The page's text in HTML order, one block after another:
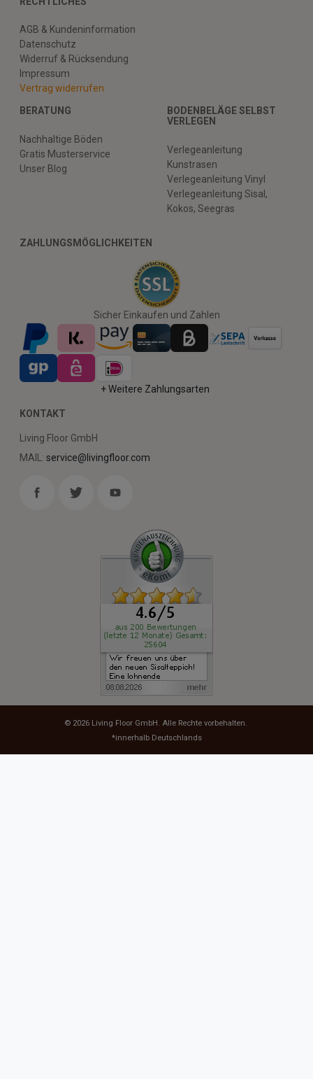
AGB & Kundeninformation
Datenschutz
Widerruf & Rücksendung
Impressum
Vertrag widerrufen
BERATUNG
Nachhaltige Böden
Gratis Musterservice
Unser Blog
BODENBELÄGE SELBST
VERLEGEN
Verlegeanleitung
Kunstrasen
Verlegeanleitung Vinyl
Verlegeanleitung Sisal,
Kokos, Seegras
ZAHLUNGSMÖGLICHKEITEN
Sicher Einkaufen und Zahlen
+ Weitere Zahlungsarten
KONTAKT
Living Floor GmbH
MAIL: service@livingfloor.com
© 2026 Living Floor GmbH . Alle Rechte vorbehalten.
*innerhalb Deutschlands